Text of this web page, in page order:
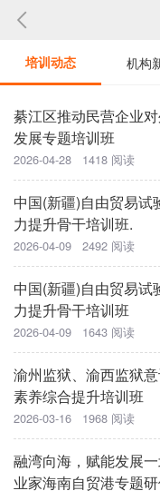
培训动态 机构
綦江区推动民营企业
发展专题培训班
2026-04-28 1418 阅读
中国(新疆)自由贸易试
力提升骨干培训班.
2026-04-09 2492 阅读
中国(新疆)自由贸易试
力提升骨干培训班
2026-04-09 1643 阅读
渝州监狱、渝西监狱
素养综合提升培训班
2026-03-16 1968 阅读
融湾向海，赋能发展
业家海南自贸港专题